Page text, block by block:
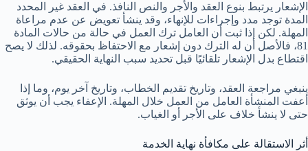
الإشعار يرتبط بنوع العقد والأجر والنص النافذ. في العقد غير المحدد
المدة توجد مدد وإجراءات للإنهاء، وقد ينشأ تعويض عن عدم مراعاة
المهلة. لكن إذا ثبت أن العامل ترك العمل في حالة من حالات المادة
81، فالأصل أن له الترك دون إشعار مع الاحتفاظ بحقوقه. لذلك لا يصح
اقتطاع بدل الإشعار تلقائيًا قبل تحديد سبب النهاية الحقيقي.
ينبغي مراجعة العقد، وتاريخ تقديم الخطاب، وتاريخ آخر يوم، وما إذا
أعفت المنشأة العامل من العمل خلال المهلة. الإعفاء يجب أن يوثق
حتى لا ينشأ خلاف على الأجر أو الغياب.
أثر الاستقالة على مكافأة نهاية الخدمة